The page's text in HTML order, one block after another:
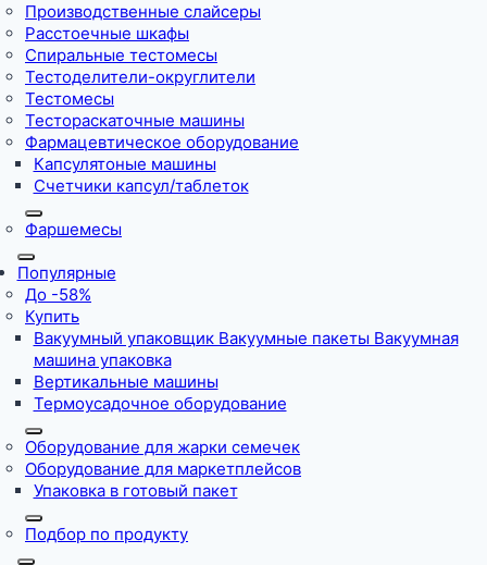
Производственные слайсеры
Расстоечные шкафы
Спиральные тестомесы
Тестоделители-округлители
Тестомесы
Тестораскаточные машины
Фармацевтическое оборудование
Капсулятоные машины
Счетчики капсул/таблеток
Фаршемесы
Популярные
До -58%
Купить
Вакуумный упаковщик Вакуумные пакеты Вакуумная
машина упаковка
Вертикальные машины
Термоусадочное оборудование
Оборудование для жарки семечек
Оборудование для маркетплейсов
Упаковка в готовый пакет
Подбор по продукту